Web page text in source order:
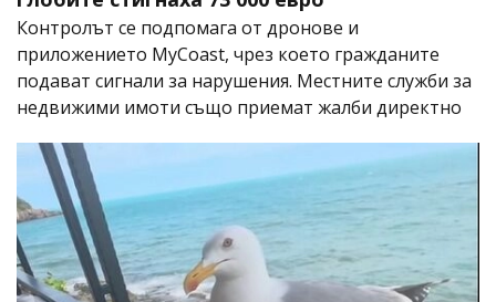
Контролът се подпомага от дронове и
приложението MyCoast, чрез което гражданите
подават сигнали за нарушения. Местните служби за
недвижими имоти също приемат жалби директно